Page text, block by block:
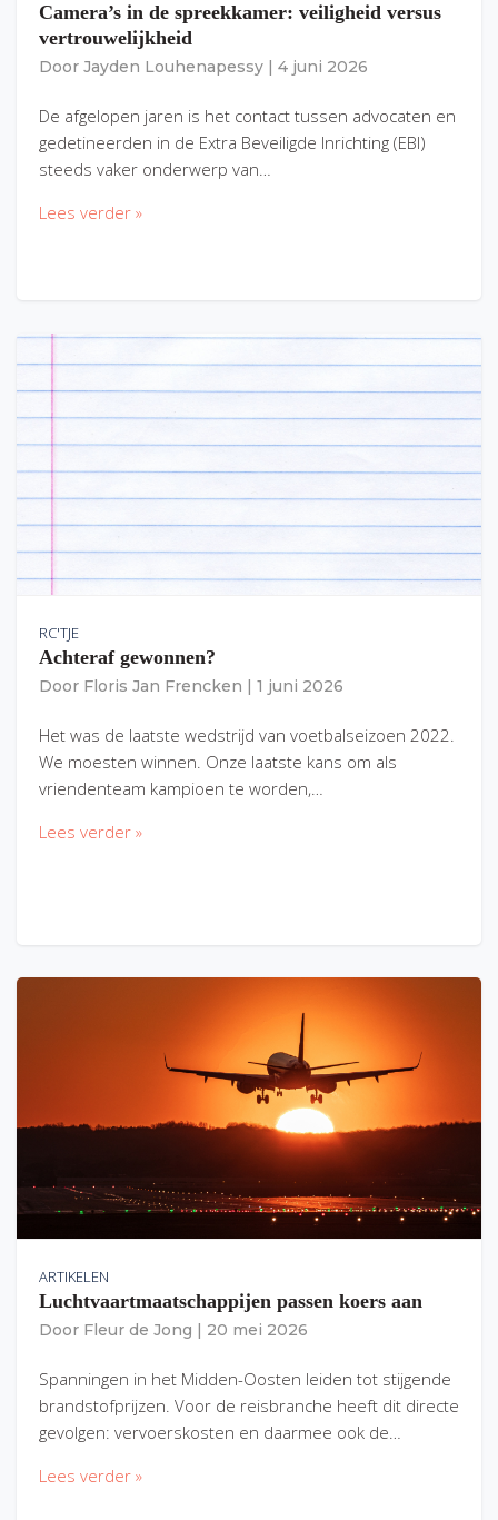
Camera’s in de spreekkamer: veiligheid versus
vertrouwelijkheid
Door Jayden Louhenapessy 4 juni 2026
De afgelopen jaren is het contact tussen advocaten en
gedetineerden in de Extra Beveiligde Inrichting (EBI)
steeds vaker onderwerp van…
Lees verder »
RC'TJE
Achteraf gewonnen?
Door Floris Jan Frencken 1 juni 2026
Het was de laatste wedstrijd van voetbalseizoen 2022.
We moesten winnen. Onze laatste kans om als
vriendenteam kampioen te worden,…
Lees verder »
ARTIKELEN
Luchtvaartmaatschappijen passen koers aan
Door Fleur de Jong 20 mei 2026
Spanningen in het Midden-Oosten leiden tot stijgende
brandstofprijzen. Voor de reisbranche heeft dit directe
gevolgen: vervoerskosten en daarmee ook de…
Lees verder »